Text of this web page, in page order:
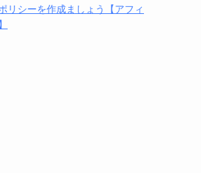
リシーを作成ましょう【アフィ